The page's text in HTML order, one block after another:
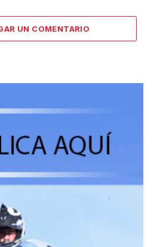
UN COMENTARIO